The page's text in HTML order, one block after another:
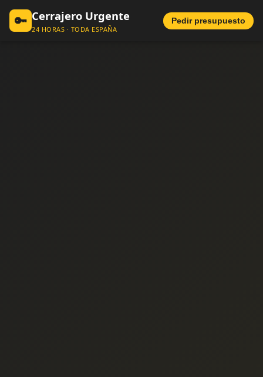
🔑 Cerrajero Urgente
24 HORAS · TODA ESPAÑA
Pedir presupuesto